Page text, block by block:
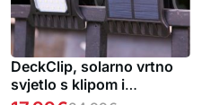
DeckClip, solarno vrtno
svjetlo s klipom i